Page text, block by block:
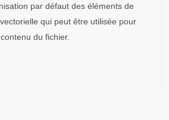
par défaut des éléments de
qui peut être utilisée pour
du fichier.